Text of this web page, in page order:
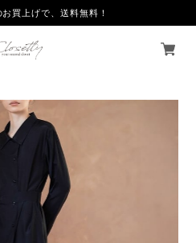
買上げで、送料無料！